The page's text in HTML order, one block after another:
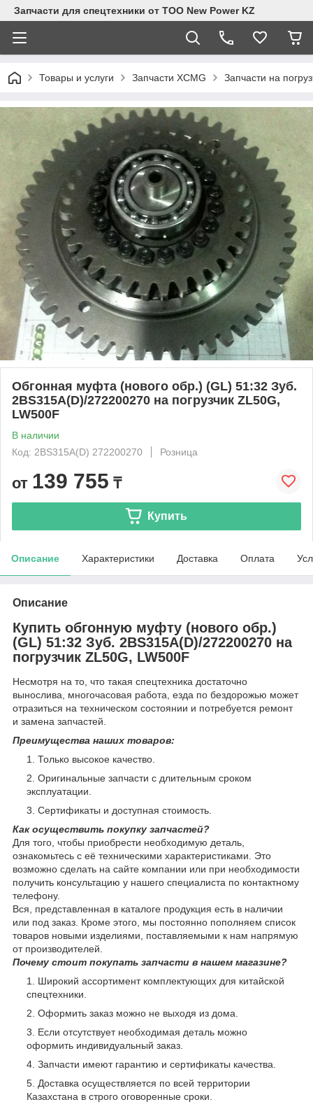
Запчасти для спецтехники от ТОО New Power KZ
Товары и услуги Запчасти XCMG Запчасти на
Обгонная муфта (нового обр.) (GL) 51:32 Зуб.
2BS315A(D)/272200270 на погрузчик ZL50G,
LW500F
В наличии
Код: 2BS315A(D) 272200270
Розница
от 139 755 ₸
Купить
Описание Характеристики Доставка Оплата
Описание
Купить обгонную муфту (нового обр.)
(GL) 51:32 Зуб. 2BS315A(D)/272200270 на
погрузчик ZL50G, LW500F
Несмотря на то, что такая спецтехника достаточно
вынослива, многочасовая работа, езда по бездорожью может
отразиться на техническом состоянии и потребуется ремонт
и замена запчастей.
Преимущества наших товаров:
Только высокое качество.
Оригинальные запчасти с длительным сроком
эксплуатации.
Сертификаты и доступная стоимость.
Как осуществить покупку запчастей?
Для того, чтобы приобрести необходимую деталь,
ознакомьтесь с её техническими характеристиками. Это
возможно сделать на сайте компании или при необходимости
получить консультацию у нашего специалиста по контактному
телефону.
Вся, представленная в каталоге продукция есть в наличии
или под заказ. Кроме этого, мы постоянно пополняем список
товаров новыми изделиями, поставляемыми к нам напрямую
от производителей.
Почему стоит покупать запчасти в нашем магазине?
Широкий ассортимент комплектующих для китайской
спецтехники.
Оформить заказ можно не выходя из дома.
Если отсутствует необходимая деталь можно
оформить индивидуальный заказ.
Запчасти имеют гарантию и сертификаты качества.
Доставка осуществляется по всей территории
Казахстана в строго оговоренные сроки.